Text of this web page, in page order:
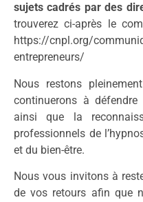
sujets cadrés par des
trouverez ci-après le
https://cnpl.org/
entrepreneurs/
Nous restons
continuerons à
ainsi que la
professionnels de
et du bien-être.
Nous vous invitons à
de vos retours afin que